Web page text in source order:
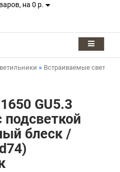
на 0 р.
Встраиваемые
GU5.3
подсветкой
блеск /